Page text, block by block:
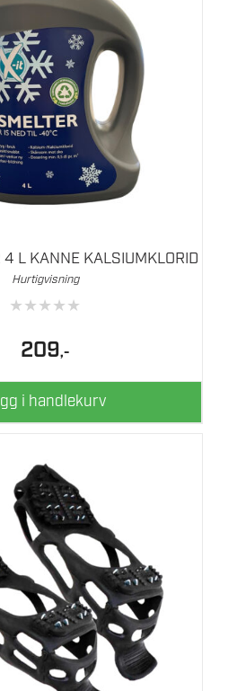
4 L KANNE KALSIUMKLORID
Hurtigvisning
★★★★★
209,-
i handlekurv